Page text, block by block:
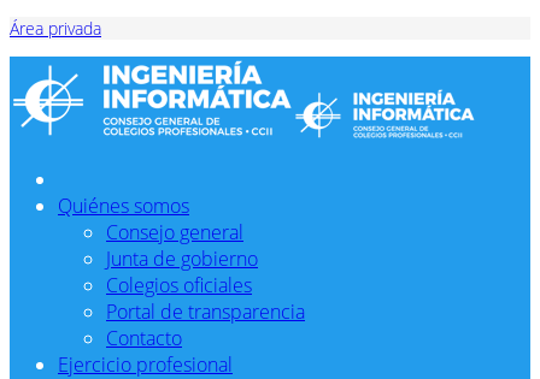
Área privada
Quiénes somos
Consejo general
Junta de gobierno
Colegios oficiales
Portal de transparencia
Contacto
Ejercicio profesional